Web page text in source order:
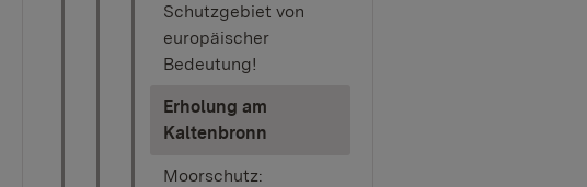
Schutzgebiet von
europäischer
Bedeutung!
Erholung am
Kaltenbronn
Moorschutz: